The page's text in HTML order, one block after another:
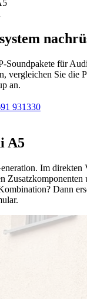
Soundpakete für
vergleichen Sie die
an.
931330
A5
Im direkten
Zusatzkomponenten
Dann